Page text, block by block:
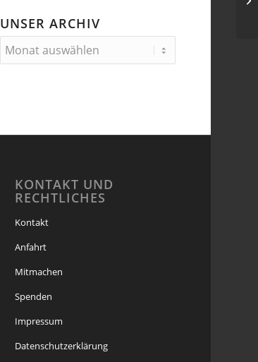
UNSER ARCHIV
KONTAKT UND
RECHTLICHES
Kontakt
Anfahrt
Mitmachen
Spenden
Impressum
Datenschutzerklärung